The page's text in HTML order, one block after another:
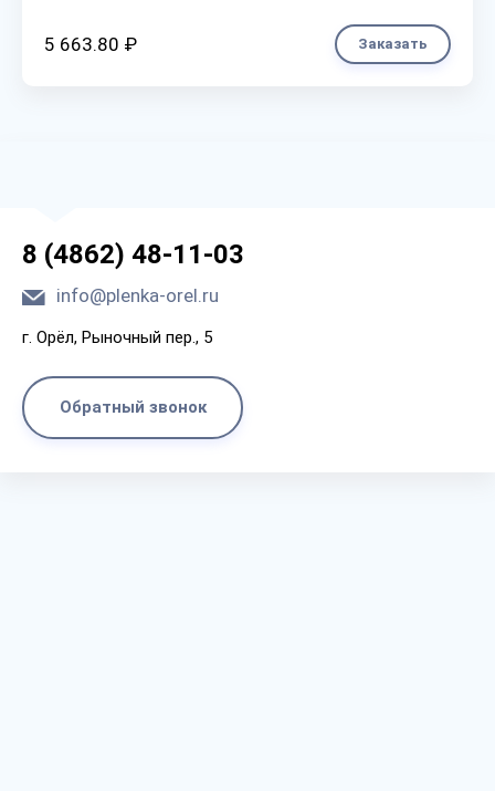
5 663.80 ₽ Заказать
8 (4862) 48-11-03
info@plenka-orel.ru
г. Орёл, Рыночный пер., 5
Обратный звонок